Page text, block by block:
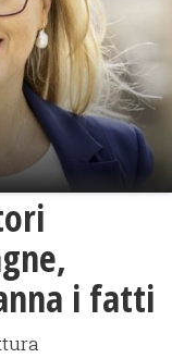
i fatti